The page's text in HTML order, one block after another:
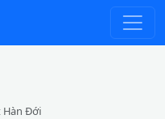
Hàn Đới